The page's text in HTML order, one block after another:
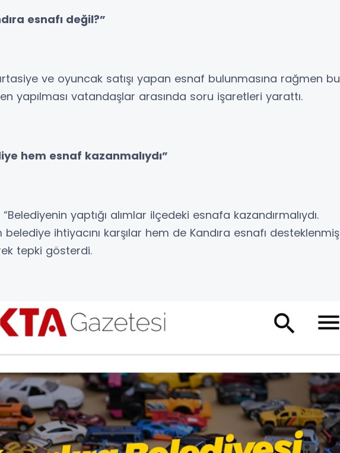
esnafı değil?”
ve oyuncak satışı yapan esnaf bulunmasına rağmen bu
yapılması vatandaşlar arasında soru işaretleri yarattı.
hem esnaf kazanmalıydı”
yaptığı alımlar ilçedeki esnafa kazandırmalıydı.
ihtiyacını karşılar hem de Kandıra esnafı desteklenmiş
tepki gösterdi.